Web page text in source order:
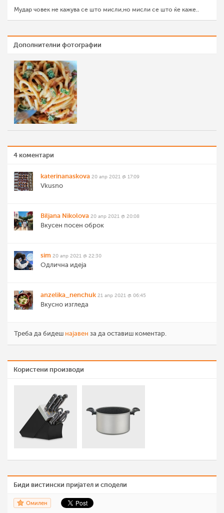
Мудар човек не кажува се што мисли,но мисли се што ќе каже..
Дополнителни фотографии
4 коментари
katerinanaskova 20 апр 2021 @ 17:09
Vkusno
Biljana Nikolova 20 апр 2021 @ 20:08
Вкусен посен оброк
sim 20 апр 2021 @ 22:30
Одлична идеја
anzelika_nenchuk 21 апр 2021 @ 06:45
Вкусно изгледа
Треба да бидеш најавен за да оставиш коментар.
Користени производи
Биди вистински пријател и сподели
Омилен